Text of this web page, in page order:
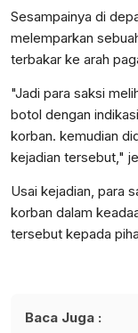
Sesampainya di
melemparkan
terbakar ke arah
"Jadi para saksi
botol dengan
korban. kemudian
kejadian tersebut,"
Usai kejadian, para
korban dalam
tersebut kepada
Baca Juga :